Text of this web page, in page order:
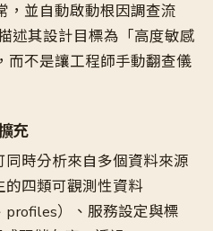
，並自動啟動根因調查流
述其設計目標為「高度敏感
而不是讓工程師手動翻查儀
充
時分析來自多個資料來源
的四類可觀測性資料
profiles）、服務設定與標